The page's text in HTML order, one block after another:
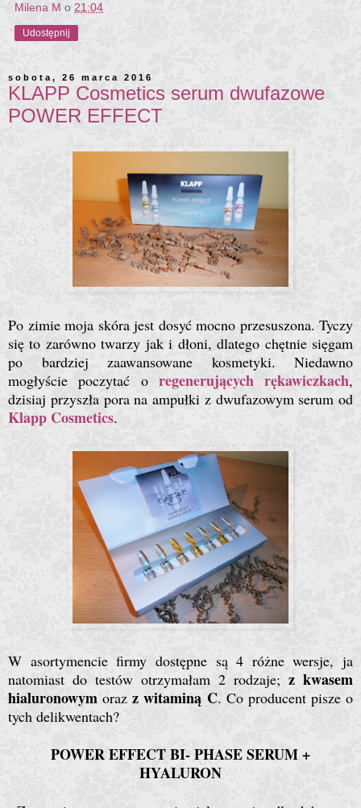
Milena M o 21:04
Udostępnij
sobota, 26 marca 2016
KLAPP Cosmetics serum dwufazowe
POWER EFFECT
Po zimie moja skóra jest dosyć mocno przesuszona. Tyczy
się to zarówno twarzy jak i dłoni, dlatego chętnie sięgam
po bardziej zaawansowane kosmetyki. Niedawno
mogłyście poczytać o regenerujących rękawiczkach,
dzisiaj przyszła pora na ampułki z dwufazowym serum od
Klapp Cosmetics.
W asortymencie firmy dostępne są 4 różne wersje, ja
natomiast do testów otrzymałam 2 rodzaje; z kwasem
hialuronowym orazz witaminą C. Co producent pisze o
tych delikwentach?
POWER EFFECTBI- PHASE SERUM +
HYALURON